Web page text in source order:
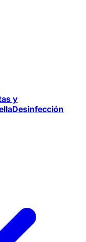
y
Desinfección